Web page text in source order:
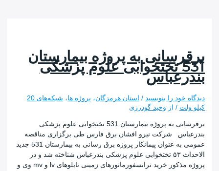
به پروژه بیمارستان
531 تختخوابی علوم پزشکی
خود را بنویسید / استان هرمزگان، پروژه ها،
شبکه‌های 20
/ از وحید گودرزی
برقرسانی به پروژه بیمارستان 531 تختخوابی علوم پزشکی
شرکت نیرو افشان برق فارس طی برگزاری مناقصه
عمومی به عنوان پیمانکار پروژه برق رسانی به بیمارستان 531 جدید
الاحداث ۵۳ تختخوابی علوم پزشکی بندرعباس شناخته شد و در
پروژه مذکور خرید ترانسفورماتورهای زمینی تابلوهای lv و mv وی و